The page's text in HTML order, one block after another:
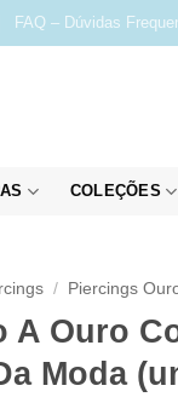
FAQ – Dúvidas
COLEÇÕES
/ Piercings
A Ouro
Moda